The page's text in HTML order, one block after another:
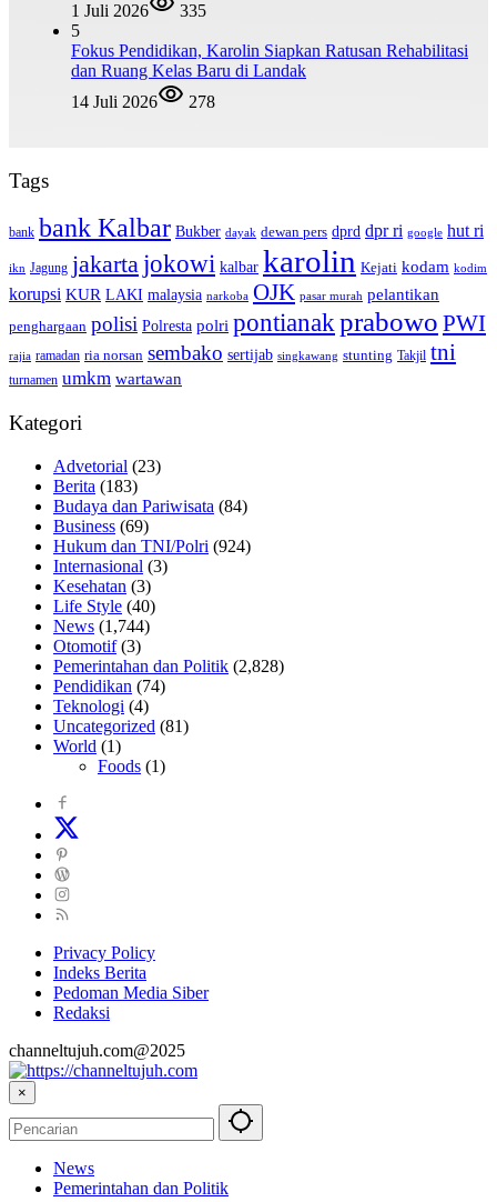
1 Juli 2026
335
5
Fokus Pendidikan, Karolin Siapkan Ratusan Rehabilitasi
dan Ruang Kelas Baru di Landak
14 Juli 2026
278
Tags
bank bank Kalbar Bukber dayak dewan pers dprd dpr ri google hut ri
ikn Jagung jakarta jokowi kalbar karolin Kejati kodam kodim
korupsi KUR LAKI malaysia narkoba OJK pasar murah pelantikan
penghargaan polisi Polresta polri pontianakprabowo PWI
rajia ramadan ria norsan sembako sertijab singkawang stunting Takjil tni
turnamen umkm wartawan
Kategori
Advetorial (23)
Berita (183)
Budaya dan Pariwisata (84)
Business (69)
Hukum dan TNI/Polri (924)
Internasional (3)
Kesehatan (3)
Life Style (40)
News (1,744)
Otomotif(3)
Pemerintahan dan Politik (2,828)
Pendidikan (74)
Teknologi (4)
Uncategorized (81)
World (1)
Foods (1)
Privacy Policy
Indeks Berita
Pedoman Media Siber
Redaksi
channeltujuh.com@2025
×
News
Pemerintahan dan Politik